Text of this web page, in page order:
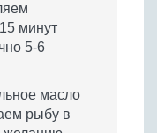
минут
5-6
масло
рыбу в